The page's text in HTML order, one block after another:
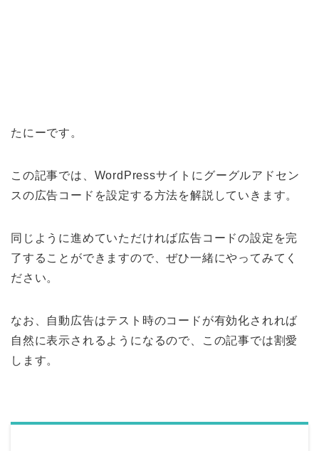
たにーです。
この記事では、WordPressサイトにグーグルアドセン
スの広告コードを設定する方法を解説していきます。
同じように進めていただければ広告コードの設定を完
了することができますので、ぜひ一緒にやってみてく
ださい。
なお、自動広告はテスト時のコードが有効化されれば
自然に表示されるようになるので、この記事では割愛
します。